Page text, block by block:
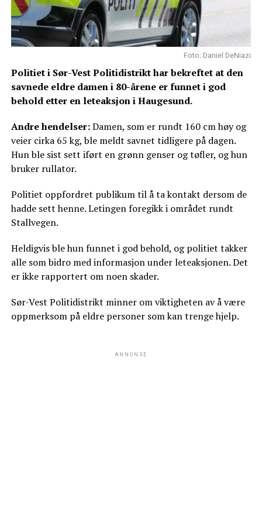
Foto: Daniel DeNiazi
Politiet i Sør-Vest Politidistrikt har bekreftet at den
savnede eldre damen i 80-årene er funnet i god
behold etter en leteaksjon i Haugesund.
Andre hendelser:Damen, som er rundt 160 cm høy og
veier cirka 65 kg, ble meldt savnet tidligere på dagen.
Hun ble sist sett iført en grønn genser og tøfler, og hun
bruker rullator.
Politiet oppfordret publikum til å ta kontakt dersom de
hadde sett henne. Letingen foregikk i området rundt
Stallvegen.
Heldigvis ble hun funnet i god behold, og politiet takker
alle som bidro med informasjon under leteaksjonen. Det
er ikke rapportert om noen skader.
Sør-Vest Politidistrikt minner om viktigheten av å være
oppmerksom på eldre personer som kan trenge hjelp.
ANNONSE